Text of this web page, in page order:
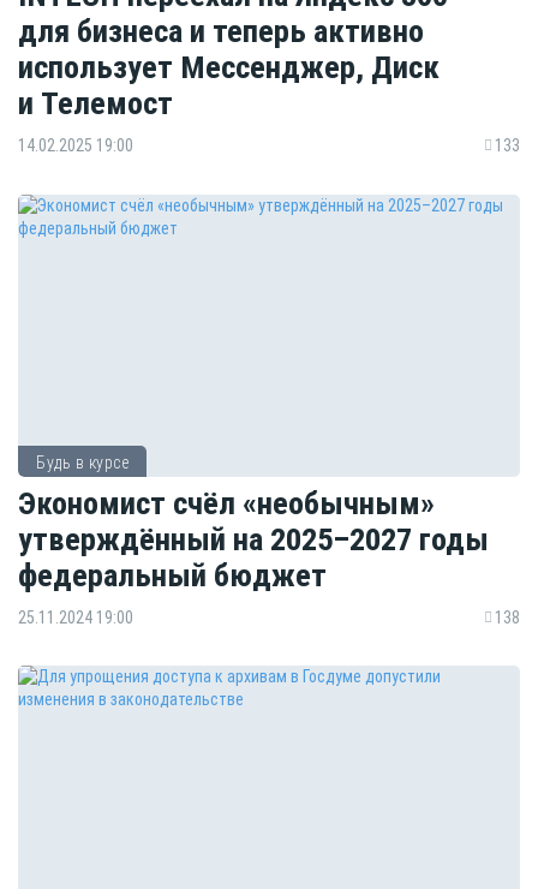
для бизнеса и теперь активно
использует Мессенджер, Диск
и Телемост
14.02.2025 19:00 133
Будь в курсе
Экономист счёл «необычным»
утверждённый на 2025–2027 годы
федеральный бюджет
25.11.2024 19:00 138